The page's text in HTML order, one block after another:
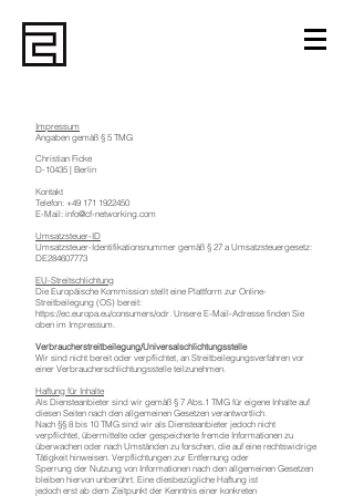
Impressum
Angaben gemäß § 5 TMG
Christian Ficke
D-10435 | Berlin
Kontakt
Telefon: +49 171 1922450
E-Mail: info@cf-networking.com
Umsatzsteuer-ID
Umsatzsteuer-Identifikationsnummer gemäß § 27 a Umsatzsteuergesetz:
DE284607773
EU-Streitschlichtung
Die Europäische Kommission stellt eine Plattform zur Online-
Streitbeilegung (OS) bereit:
https://ec.europa.eu/consumers/odr. Unsere E-Mail-Adresse finden Sie
oben im Impressum.
Verbraucherstreitbeilegung/Universalschlichtungsstelle
Wir sind nicht bereit oder verpflichtet, an Streitbeilegungsverfahren vor
einer Verbraucherschlichtungsstelle teilzunehmen.
Haftung für Inhalte
Als Diensteanbieter sind wir gemäß § 7 Abs.1 TMG für eigene Inhalte auf
diesen Seiten nach den allgemeinen Gesetzen verantwortlich.
Nach §§ 8 bis 10 TMG sind wir als Diensteanbieter jedoch nicht
verpflichtet, übermittelte oder gespeicherte fremde Informationen zu
überwachen oder nach Umständen zu forschen, die auf eine rechtswidrige
Tätigkeit hinweisen. Verpflichtungen zur Entfernung oder
Sperrung der Nutzung von Informationen nach den allgemeinen Gesetzen
bleiben hiervon unberührt. Eine diesbezügliche Haftung ist
jedoch erst ab dem Zeitpunkt der Kenntnis einer konkreten